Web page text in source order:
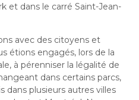
et dans le carré Saint-Jean-
avec des citoyens et
étions engagés, lors de la
à pérenniser la légalité de
dans certains parcs,
dans plusieurs autres villes